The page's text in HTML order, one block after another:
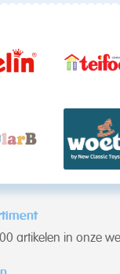
artikelen in onze